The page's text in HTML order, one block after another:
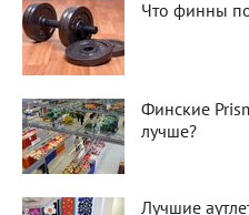
Что финны
Финские
лучше?
Лучшие